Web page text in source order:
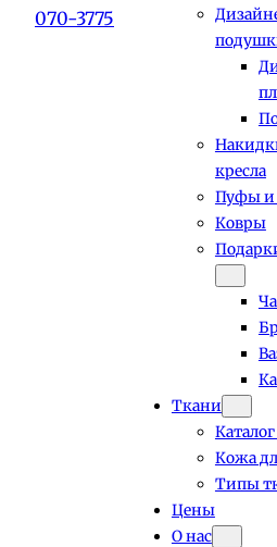
070-3775
кресла
Пуфы и
Ковры
Ткани
Кожа
Типы
Цены
О нас